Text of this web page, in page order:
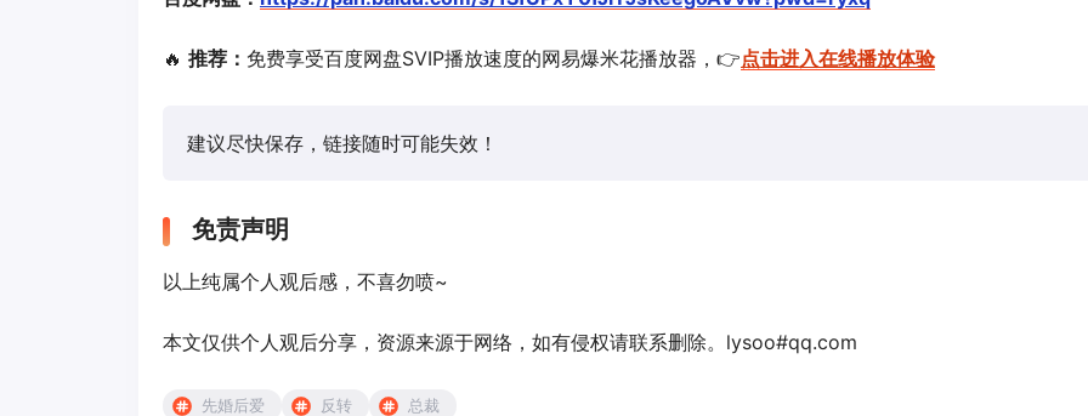
🔥 推荐： 免费享受百度网盘SVIP播放速度的网易爆米花播放器，👉点击进入在线播放体验
建议尽快保存，链接随时可能失效！
免责声明
以上纯属个人观后感，不喜勿喷~
本文仅供个人观后分享，资源来源于网络，如有侵权请联系删除。lysoo#qq.com
先婚后爱 反转 总裁